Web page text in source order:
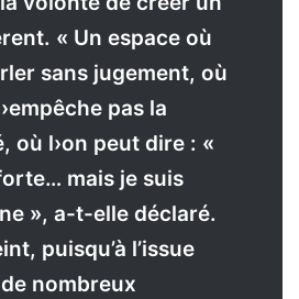
« Un espace où
sans jugement, où
pas la
où l›on peut dire : «
mais je suis
», a-t-elle déclaré.
puisqu’à l’issue
nombreux